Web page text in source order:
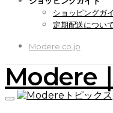
ショッピングガ
定期配送につい
Modere.co.jp
Modere